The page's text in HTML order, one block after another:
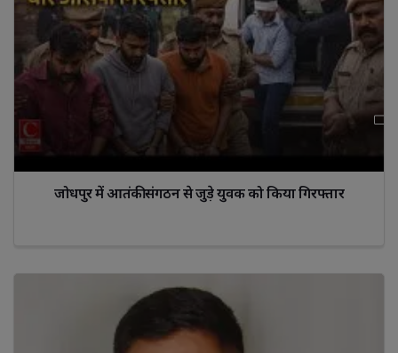
जोधपुर में आतंकी संगठन से जुड़े युवक को किया गिरफ्तार